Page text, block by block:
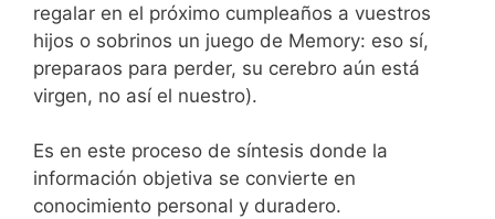
regalar en el próximo cumpleaños a vuestros
hijos o sobrinos un juego de Memory: eso sí,
preparaos para perder, su cerebro aún está
virgen, no así el nuestro).
Es en este proceso de síntesis donde la
información objetiva se convierte en
conocimiento personal y duradero.